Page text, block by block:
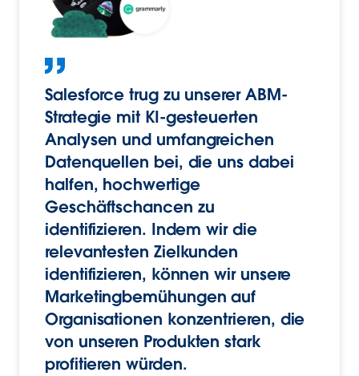
Salesforce trug zu unserer ABM-
Strategie mit KI-gesteuerten
Analysen und umfangreichen
Datenquellen bei, die uns dabei
halfen, hochwertige
Geschäftschancen zu
identifizieren. Indem wir die
relevantesten Zielkunden
identifizieren, können wir unsere
Marketingbemühungen auf
Organisationen konzentrieren, die
von unseren Produkten stark
profitieren würden.